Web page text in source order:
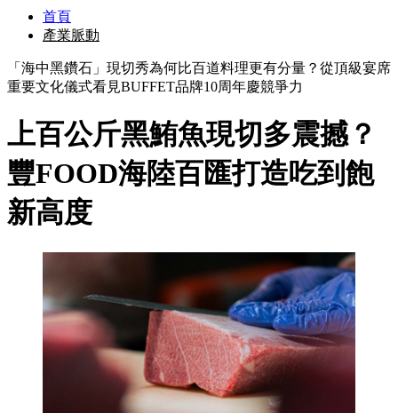
首頁
產業脈動
「海中黑鑽石」現切秀為何比百道料理更有分量？從頂級宴席
重要文化儀式看見BUFFET品牌10周年慶競爭力
上百公斤黑鮪魚現切多震撼？
豐FOOD海陸百匯打造吃到飽
新高度